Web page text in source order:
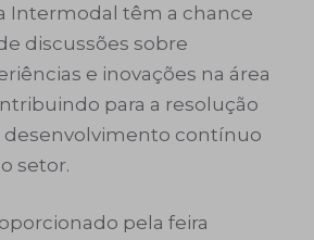
Intermodal têm a chance
discussões sobre
e inovações na área
para a resolução
desenvolvimento contínuo
setor.
pela feira